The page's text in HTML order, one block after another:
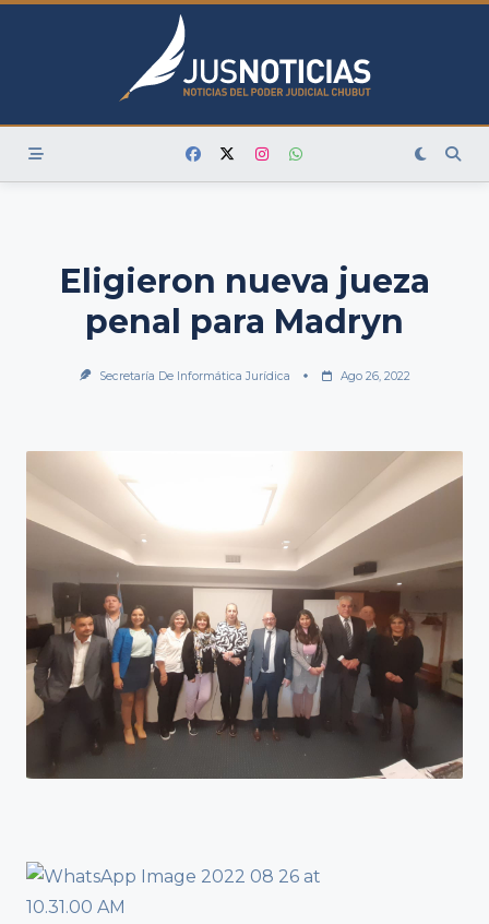
Skip
Eligieron nueva jueza
penal para Madryn
Secretaría De Informática Jurídica Ago 26, 2022